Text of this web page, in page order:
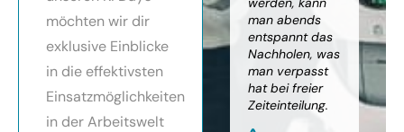
möchten wir dir
exklusive Einblicke
in die effektivsten
Einsatzmöglichkeiten
in der Arbeitswelt
Elisabeth
Monika
Vietz
man abends
entspannt das
Nachholen, was
man verpasst
hat bei freier
Zeiteinteilung.